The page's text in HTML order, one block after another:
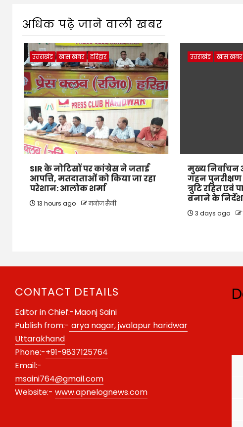
अधिक पढ़े जाने वाली खबर
उत्तराखंड खास खबर हरिद्वार
SIR के नोटिसों पर कांग्रेस ने जताई
आपत्ति, मतदाताओं को किया जा रहा
परेशान: आलोक शर्मा
13 hours ago मनोज सैनी
उत्तराखंड खास खबर
मुख्य निर्वाचन
गहन पुनरीक्षण
त्रुटि रहित एवं
बनाने के
3 days ago
CONTACT DETAILS
Editor in Chief:-Maonj Saini
Publish from:- arya nagar, jwalapur haridwar
Uttarakhand
Phone:-+91-9837125764
Email:-
msaini764@gmail.com
Website:- www.apnelognews.com